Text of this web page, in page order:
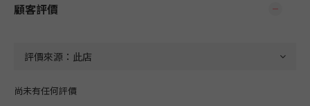
顧客評價
尚未有任何評價